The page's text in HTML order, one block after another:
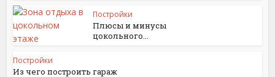
Постройки
Плюсы и минусы
цокольного...
Постройки
Из чего построить гараж